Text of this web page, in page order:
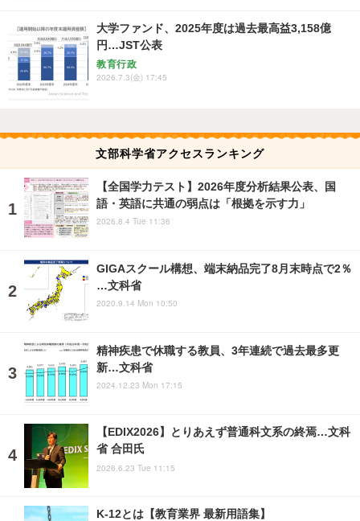
大学ファンド、2025年度は過去最高益3,158億
円…JST公表
教育行政
2026.7.3(金) 17:45
文部科学省アクセスランキング
【全国学力テスト】2026年度分析結果公表、国
語・英語に共通の弱点は「根拠を示す力」
2026.8.4 Tue 11:36
GIGAスクール構想、端末納品完了8月末時点で2％
…文科省
2020.9.14 Mon 10:50
精神疾患で休職する教員、3年連続で過去最多更
新…文科省
2024.12.23 Mon 17:15
【EDIX2026】とりあえず普通科文系の終焉…文科
省 合田氏
2026.6.23 Tue 11:15
K-12とは【教育業界 最新用語集】